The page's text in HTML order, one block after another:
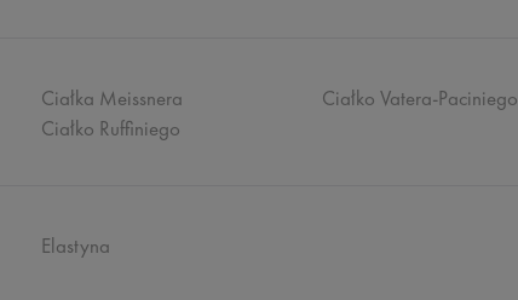
Ciałka Meissnera
Ciałko Ruffiniego
Ciałko Vatera-Paciniego
Elastyna